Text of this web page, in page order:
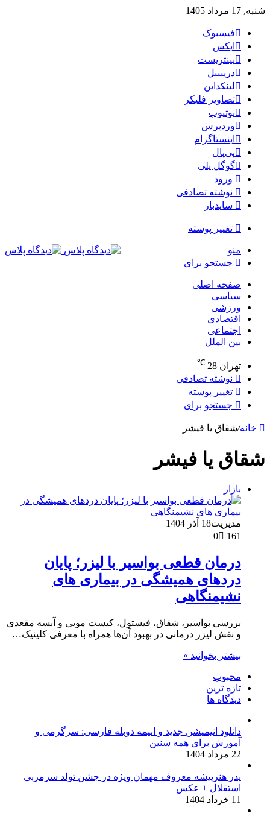
شنبه, 17 مرداد 1405
فیسبوک
ایکس
پینتریست
دریبببل
لینکداین
تصاویر فلیکر
یوتیوب
وردپرس
اینستاگرام
پی‌پال
گوگل پلی
ورود
نوشته تصادفی
سایدبار
تغییر پوسته
منو
جستجو برای
صفحه اصلی
سیاسی
ورزشی
اقتصادی
اجتماعی
بین الملل
تهران 28
℃
نوشته تصادفی
تغییر پوسته
جستجو برای
خانه/شقاق یا فیشر
شقاق یا فیشر
بازار
مدیریت18 آذر 1404
0
161
درمان قطعی بواسیر با لیزر؛ پایان
دردهای همیشگی در بیماری های
نشیمنگاهی
بررسی بواسیر، شقاق، فیستول، کیست مویی و آبسه مقعدی
و نقش لیزر درمانی در بهبود آن‌ها همراه با معرفی کلینیک…
بیشتر بخوانید »
محبوب
تازه ترین
دیدگاه ها
دانلود انیمیشن جدید و انیمه دوبله فارسی: سرگرمی و
آموزش برای همه سنین
22 مرداد 1404
پدر هنرپیشه معروف مهمان ویژه در جشن تولد سرمربی
استقلال + عکس
11 خرداد 1404